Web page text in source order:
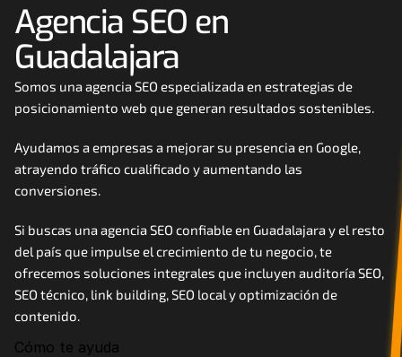
Join
Events
Experts
Careers
Docs
About
Agencia SEO en
Guadalajara
Somos una agencia SEO especializada en estrategias de
posicionamiento web que generan resultados sostenibles.
Ayudamos a empresas a mejorar su presencia en Google,
atrayendo tráfico cualificado y aumentando las
conversiones.
Si buscas una agencia SEO confiable en Guadalajara y el resto
del país que impulse el crecimiento de tu negocio, te
ofrecemos soluciones integrales que incluyen auditoría SEO,
SEO técnico, link building, SEO local y optimización de
contenido.
Cómo te ayuda